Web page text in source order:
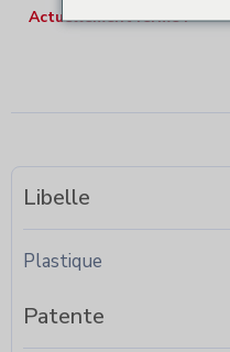
Actuellement fermé !
Libelle
Plastique
Patente